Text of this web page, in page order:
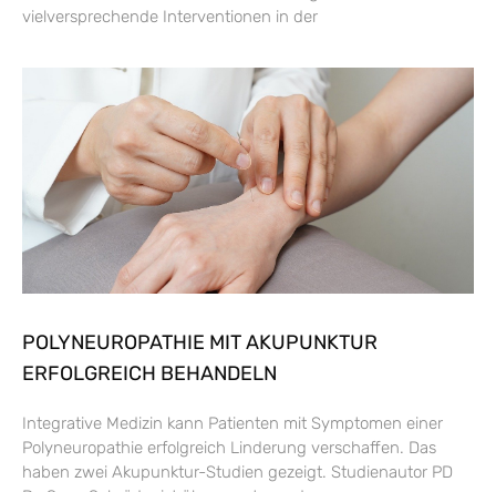
vielversprechende Interventionen in der
POLYNEUROPATHIE MIT AKUPUNKTUR
ERFOLGREICH BEHANDELN
Integrative Medizin kann Patienten mit Symptomen einer
Polyneuropathie erfolgreich Linderung verschaffen. Das
haben zwei Akupunktur-Studien gezeigt. Studienautor PD